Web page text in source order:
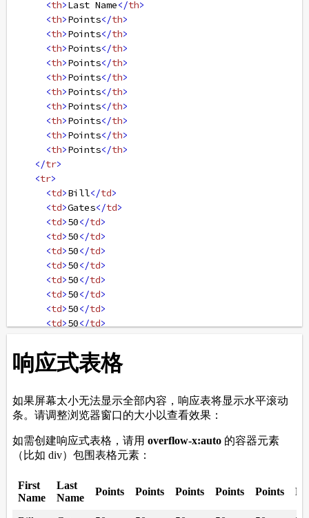
<th>Last Name</th>
<th>Points</th>
<th>Points</th>
<th>Points</th>
<th>Points</th>
<th>Points</th>
<th>Points</th>
<th>Points</th>
<th>Points</th>
<th>Points</th>
<th>Points</th>
</tr>
<tr>
<td>Bill</td>
<td>Gates</td>
<td>50</td>
<td>50</td>
<td>50</td>
<td>50</td>
<td>50</td>
<td>50</td>
<td>50</td>
<td>50</td>